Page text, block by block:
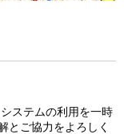
ステムの利用を一時
とご協力をよろしく